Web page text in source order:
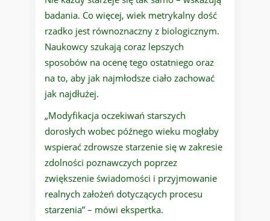
badania. Co więcej, wiek metrykalny dość
rzadko jest równoznaczny z biologicznym.
Naukowcy szukają coraz lepszych
sposobów na ocenę tego ostatniego oraz
na to, aby jak najmłodsze ciało zachować
jak najdłużej.
„Modyfikacja oczekiwań starszych
dorosłych wobec późnego wieku mogłaby
wspierać zdrowsze starzenie się w zakresie
zdolności poznawczych poprzez
zwiększenie świadomości i przyjmowanie
realnych założeń dotyczących procesu
starzenia” – mówi ekspertka.